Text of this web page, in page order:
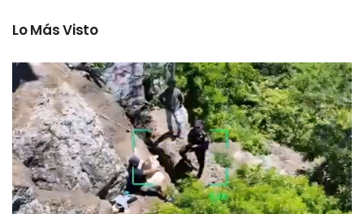
Lo Más Visto